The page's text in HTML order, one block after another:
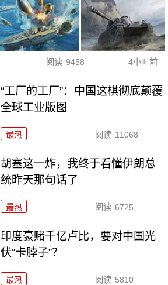
阅读 9458 4小时前
“工厂的工厂”：中国这棋彻底颠覆
全球工业版图
最热 阅读 11068
胡塞这一炸，我终于看懂伊朗总
统昨天那句话了
最热 阅读 6725
印度豪赌千亿卢比，要对中国光
伏“卡脖子”？
最热 阅读 5810